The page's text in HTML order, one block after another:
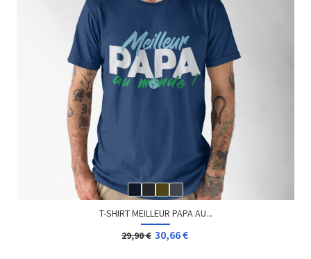
T-SHIRT MEILLEUR PAPA AU...
29,90 € 30,66 €